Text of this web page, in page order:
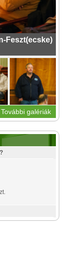
Feszt(ecske)
További galériák